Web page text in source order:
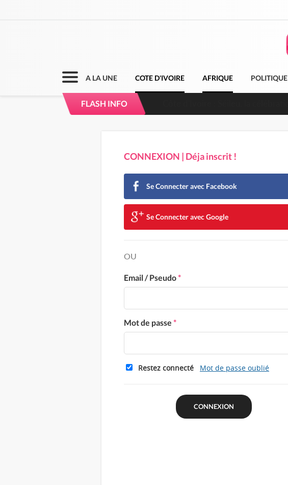
A LA UNE COTE D'IVOIRE AFRIQUE POLITIQUE
FLASH INFO
CONNEXION | Déja inscrit !
Se Connecter avec Facebook
Se Connecter avec Google
OU
Email / Pseudo*
Mot de passe *
Restez connecté Mot de passe oublié